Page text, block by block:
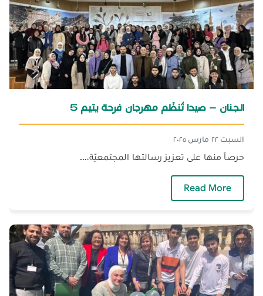
الجنان – صيدا تُنظّم مهرجان فرحة يتيم 5
السبت ٢٢ مارس ٢٠٢٥
حرصاً منها على تعزيز رسالتها المجتمعيّة،...
Read More